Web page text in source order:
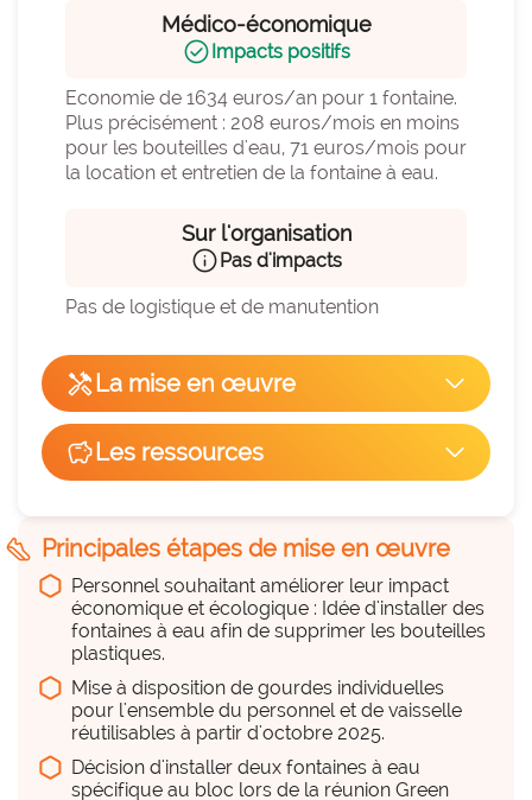
steps Principales étapes de mise en œuvre
Personnel souhaitant améliorer leur impact
économique et écologique : Idée d'installer des
fontaines à eau afin de supprimer les bouteilles
plastiques.
Mise à disposition de gourdes individuelles
pour l'ensemble du personnel et de vaisselle
réutilisables à partir d'octobre 2025.
Décision d'installer deux fontaines à eau
spécifique au bloc lors de la réunion Green
Médico-économique
check_circleImpacts positifs
Economie de 1634 euros/an pour 1 fontaine.
Plus précisément : 208 euros/mois en moins
pour les bouteilles d'eau, 71 euros/mois pour
la location et entretien de la fontaine à eau.
Sur l'organisation
infoPas d'impacts
Pas de logistique et de manutention
handymanLa mise en œuvre arrow_forward_ios
hexagon_r0
10
Remplace une pratique existante
check_circleOUI
Utilisation de bouteilles en plastique à usage
unique
savingsLes ressources arrow_forward_ios
hexagon_r0
Peu
Du personnel (équipe, projet,
déploiement...)
hexagon_r0
Peu